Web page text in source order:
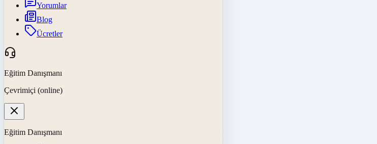
Yorumlar
Blog
Ücretler
Eğitim Danışmanı
Çevrimiçi (online)
Eğitim Danışmanı